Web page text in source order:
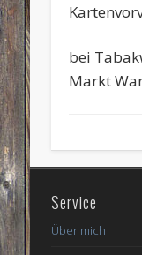
bei
Markt
Service
Über mich